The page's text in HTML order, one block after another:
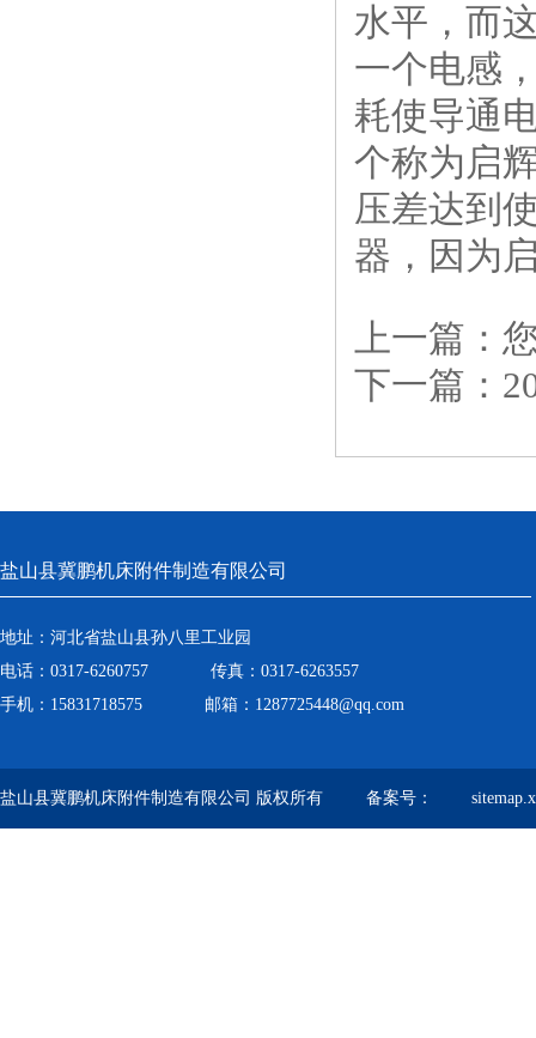
水平，而
一个电感
耗使导通
个称为启
压差达到
器，因为
上一篇：
下一篇：
盐山县冀鹏机床附件制造有限公司
地址：河北省盐山县孙八里工业园
电话：0317-6260757 传真：0317-6263557
手机：15831718575 邮箱：1287725448@qq.com
盐山县冀鹏机床附件制造有限公司 版权所有 备案号：